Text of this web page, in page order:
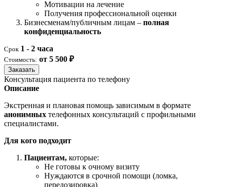
Мотивации на лечение
Получения профессиональной оценки
Бизнесменам/публичным лицам – полная
конфиденциальность
Срок 1 - 2 часа
Стоимость: от 5 500 ₽
Заказать
Консультация пациента по телефону
Описание
Экстренная и плановая помощь зависимым в формате
анонимных телефонных консультаций с профильными
специалистами.
Для кого подходит
Пациентам, которые:
Не готовы к очному визиту
Нуждаются в срочной помощи (ломка,
передозировка)